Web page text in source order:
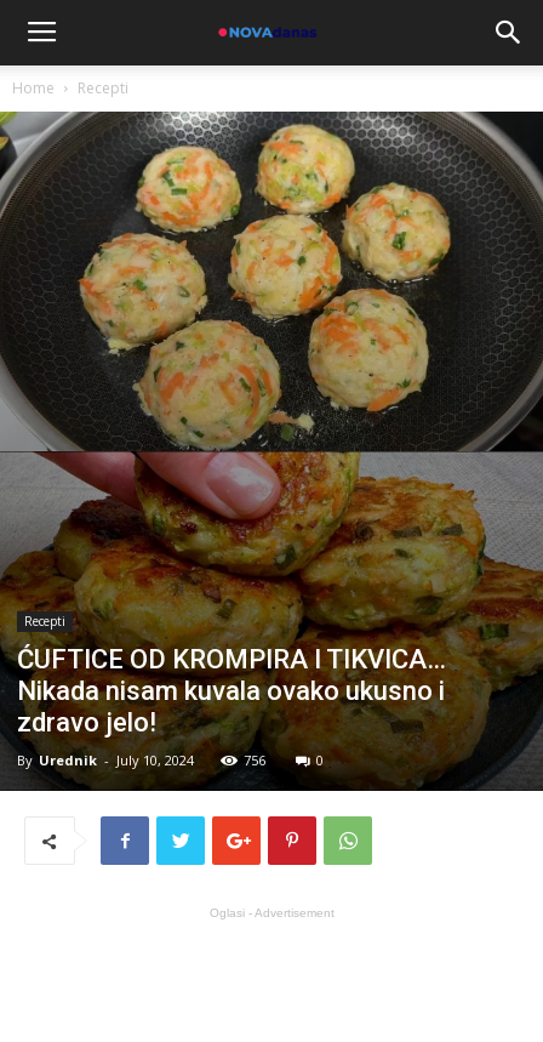
Home Recepti
Recepti
ĆUFTICE OD KROMPIRA I TIKVICA…
Nikada nisam kuvala ovako ukusno i
zdravo jelo!
By Urednik - July 10, 2024 756 0
Oglasi - Advertisement